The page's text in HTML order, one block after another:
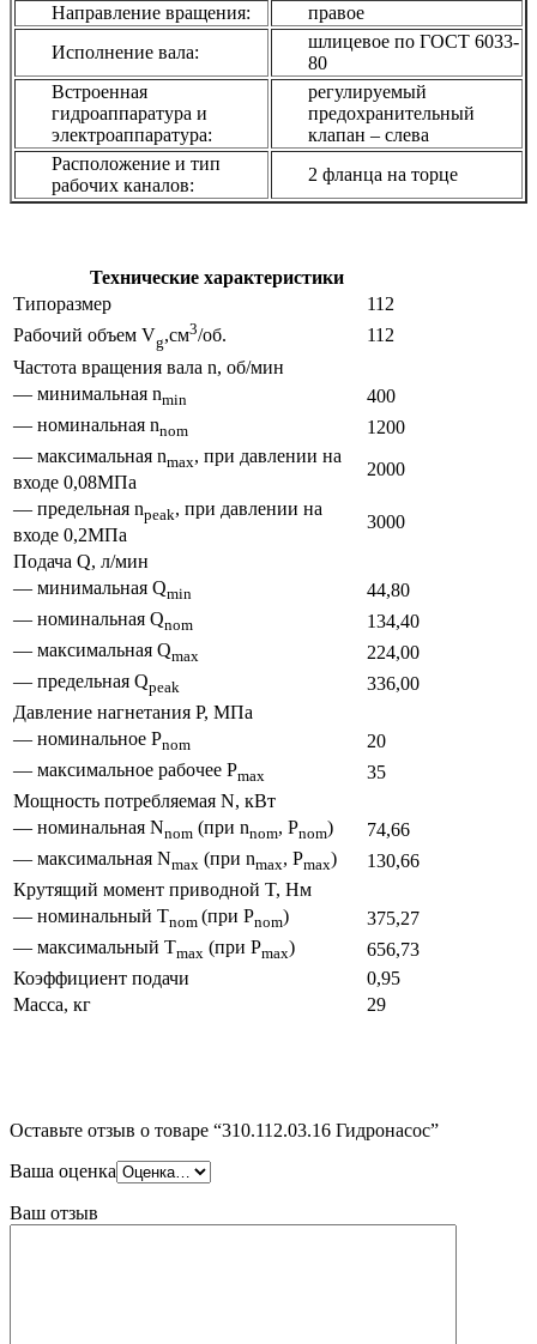
Направление вращения:
правое
Исполнение вала:
шлицевое по ГОСТ 6033-
80
Встроенная
гидроаппаратура и
электроаппаратура:
регулируемый
предохранительный
клапан – слева
Расположение и тип
рабочих каналов:
2 фланца на торце
Технические характеристики
Типоразмер
112
Рабочий объем Vg,см3/об.
112
Частота вращения вала n, об/мин
— минимальная nmin
400
— номинальная nnom
1200
— максимальная nmax, при давлении на
входе 0,08МПа
2000
— предельная npeak, при давлении на
входе 0,2МПа
3000
Подача Q, л/мин
— минимальная Qmin
44,80
— номинальная Qnom
134,40
— максимальная Qmax
224,00
— предельная Qpeak
336,00
Давление нагнетания P, МПа
— номинальное Pnom
20
— максимальное рабочее Pmax
35
Мощность потребляемая N, кВт
— номинальная Nnom (при nnom, Pnom)
74,66
— максимальная Nmax (при nmax, Pmax)
130,66
Крутящий момент приводной T, Нм
— номинальный Тnom (при Pnom)
375,27
— максимальный Tmax (при Pmax)
656,73
Коэффициент подачи
0,95
Масса, кг
29
Оставьте отзыв о товаре “310.112.03.16 Гидронасос”
Ваша оценка
Ваш отзыв